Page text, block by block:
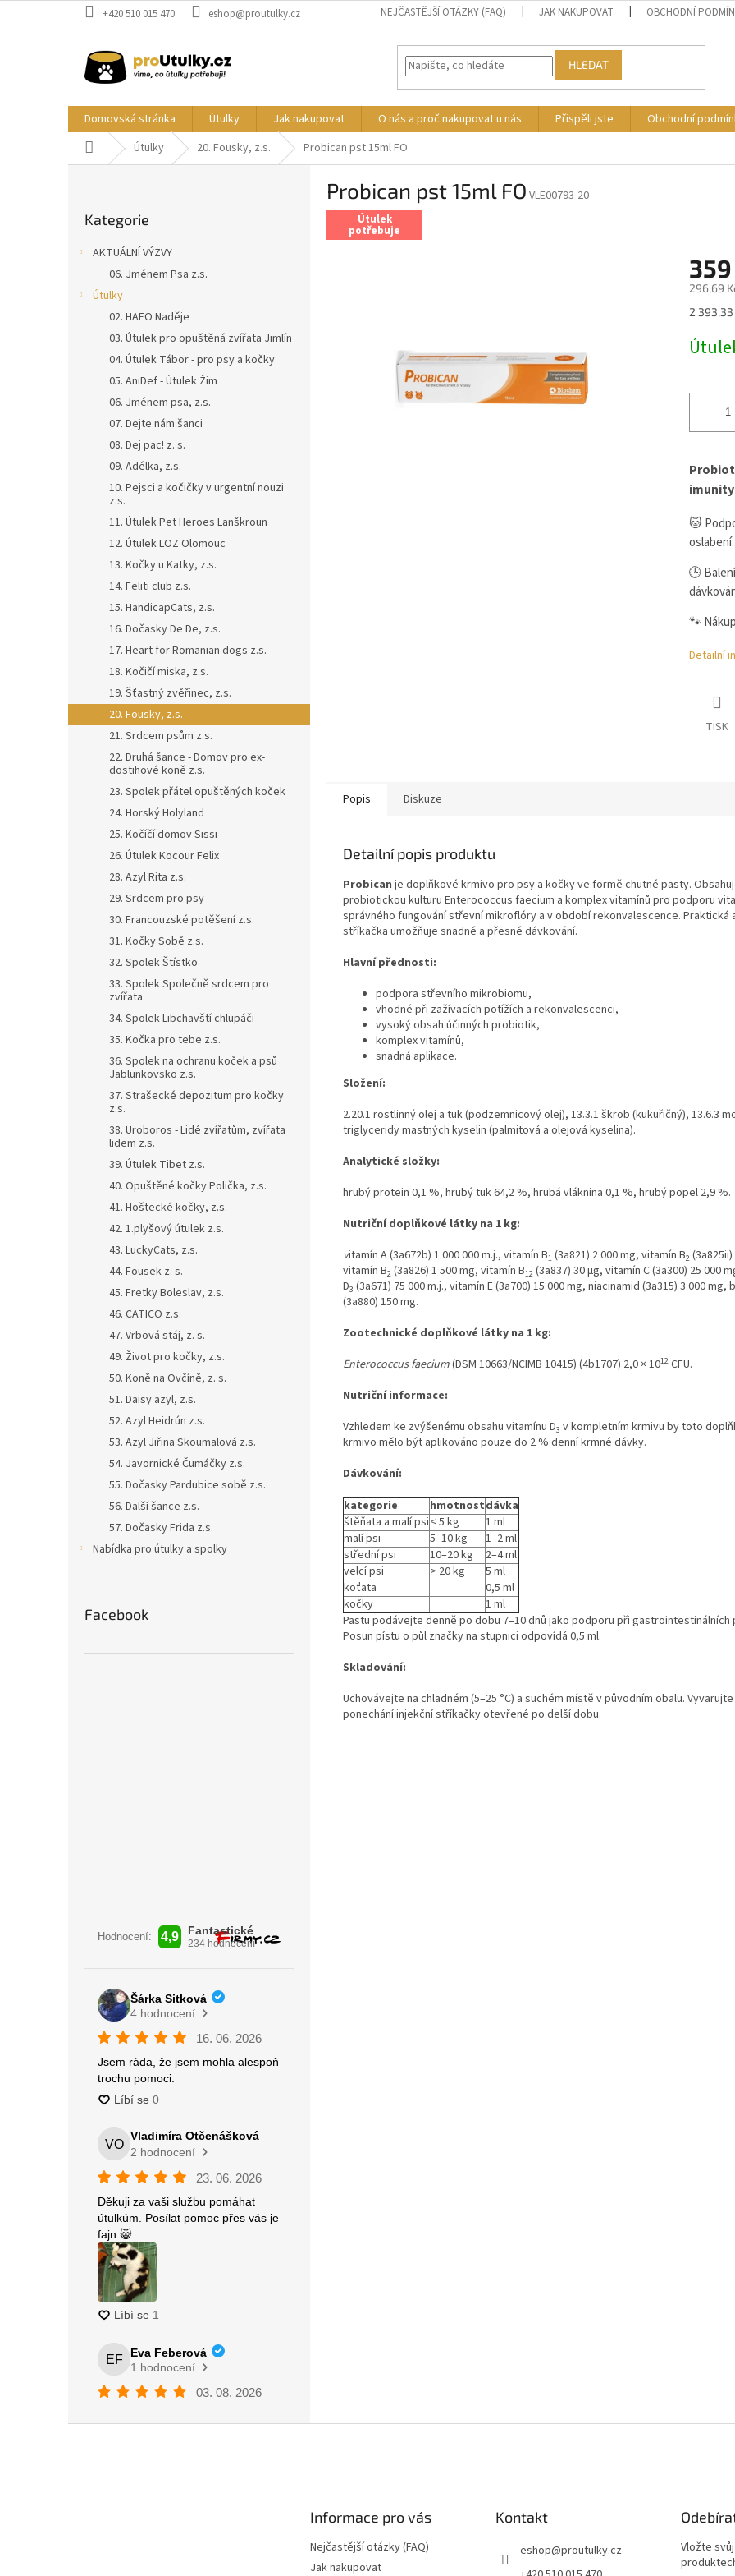
na
+420 510 015 470 eshop@proutulky.cz NEJČASTĚJŠÍ OTÁZKY (FAQ) JAK NAKUPOVAT OBCHODNÍ
HLEDAT
Domovská stránka Útulky Jak nakupovat O nás a proč nakupovat u nás Přispěli jste Obchodní
Domů Útulky 20. Fousky, z.s. Probican pst 15ml FO
kategorie
Kategorie
AKTUÁLNÍ VÝZVY
06. Jménem Psa z.s.
Útulky
02. HAFO Naděje
03. Útulek pro opuštěná zvířata Jimlín
04. Útulek Tábor - pro psy a kočky
05. AniDef - Útulek Žim
06. Jménem psa, z.s.
07. Dejte nám šanci
08. Dej pac! z. s.
09. Adélka, z.s.
10. Pejsci a kočičky v urgentní nouzi
z.s.
11. Útulek Pet Heroes Lanškroun
12. Útulek LOZ Olomouc
13. Kočky u Katky, z.s.
14. Feliti club z.s.
15. HandicapCats, z.s.
16. Dočasky De De, z.s.
17. Heart for Romanian dogs z.s.
18. Kočičí miska, z.s.
19. Šťastný zvěřinec, z.s.
20. Fousky, z.s.
21. Srdcem psům z.s.
22. Druhá šance - Domov pro ex-
dostihové koně z.s.
23. Spolek přátel opuštěných koček
24. Horský Holyland
25. Kočíčí domov Sissi
26. Útulek Kocour Felix
28. Azyl Rita z.s.
29. Srdcem pro psy
30. Francouzské potěšení z.s.
31. Kočky Sobě z.s.
32. Spolek Štístko
33. Spolek Společně srdcem pro
zvířata
34. Spolek Libchavští chlupáči
35. Kočka pro tebe z.s.
36. Spolek na ochranu koček a psů
Jablunkovsko z.s.
37. Strašecké depozitum pro kočky
z.s.
38. Uroboros - Lidé zvířatům, zvířata
lidem z.s.
39. Útulek Tibet z.s.
40. Opuštěné kočky Polička, z.s.
41. Hoštecké kočky, z.s.
42. 1.plyšový útulek z.s.
43. LuckyCats, z.s.
44. Fousek z. s.
45. Fretky Boleslav, z.s.
46. CATICO z.s.
47. Vrbová stáj, z. s.
49. Život pro kočky, z.s.
50. Koně na Ovčíně, z. s.
51. Daisy azyl, z.s.
52. Azyl Heidrún z.s.
53. Azyl Jiřina Skoumalová z.s.
54. Javornické Čumáčky z.s.
55. Dočasky Pardubice sobě z.s.
56. Další šance z.s.
57. Dočasky Frida z.s.
Nabídka pro útulky a spolky
Facebook
Probican pst 15ml FO VLE00793-20
Útulek
potřebuje
296,69
Měrná
2
🐱
oslabení.
🕒
🐾
Detailní
TISK
Popis Diskuze
Detailní popis produktu
Probican je doplňkové krmivo pro psy a kočky ve formě chutné pasty.
probiotickou kulturu Enterococcus faecium a komplex vitamínů pro podporu
správného fungování střevní mikroflóry a v období rekonvalescence. Praktická
stříkačka umožňuje snadné a přesné dávkování.
Hlavní přednosti:
podpora střevního mikrobiomu,
vhodné při zažívacích potížích a rekonvalescenci,
vysoký obsah účinných probiotik,
komplex vitamínů,
snadná aplikace.
Složení:
2.20.1 rostlinný olej a tuk (podzemnicový olej), 13.3.1 škrob (kukuřičný), 13.6.3
triglyceridy mastných kyselin (palmitová a olejová kyselina).
Analytické složky:
hrubý protein 0,1 %, hrubý tuk 64,2 %, hrubá vláknina 0,1 %, hrubý popel 2,9 %.
Nutriční doplňkové látky na 1 kg:
vitamín A (3a672b) 1 000 000 m.j., vitamín B1 (3a821) 2 000 mg, vitamín B2
vitamín B2 (3a826) 1 500 mg, vitamín B12 (3a837) 30 μg, vitamín C (3a300) 25 000
D3 (3a671) 75 000 m.j., vitamín E (3a700) 15 000 mg, niacinamid (3a315) 3 000 mg,
(3a880) 150 mg.
Zootechnické doplňkové látky na 1 kg:
Enterococcus faecium(DSM 10663/NCIMB 10415) (4b1707) 2,0 × 1012 CFU.
Nutriční informace:
Vzhledem ke zvýšenému obsahu vitamínu D3 v kompletním krmivu by toto
krmivo mělo být aplikováno pouze do 2 % denní krmné dávky.
Dávkování:
kategorie
hmotnostdávka
štěňata a malí psi< 5 kg
1 ml
malí psi
5–10 kg
1–2 ml
střední psi
10–20 kg
2–4 ml
velcí psi
> 20 kg
5 ml
koťata
0,5 ml
kočky
1 ml
Pastu podávejte denně po dobu 7–10 dnů jako podporu při gastrointestinálních
Posun pístu o půl značky na stupnici odpovídá 0,5 ml.
Skladování:
Uchovávejte na chladném (5–25 °C) a suchém místě v původním obalu.
ponechání injekční stříkačky otevřené po delší dobu.
Informace pro vás
Nejčastější otázky (FAQ)
Jak nakupovat
Kontakt
eshop@proutulky.cz
Vložte